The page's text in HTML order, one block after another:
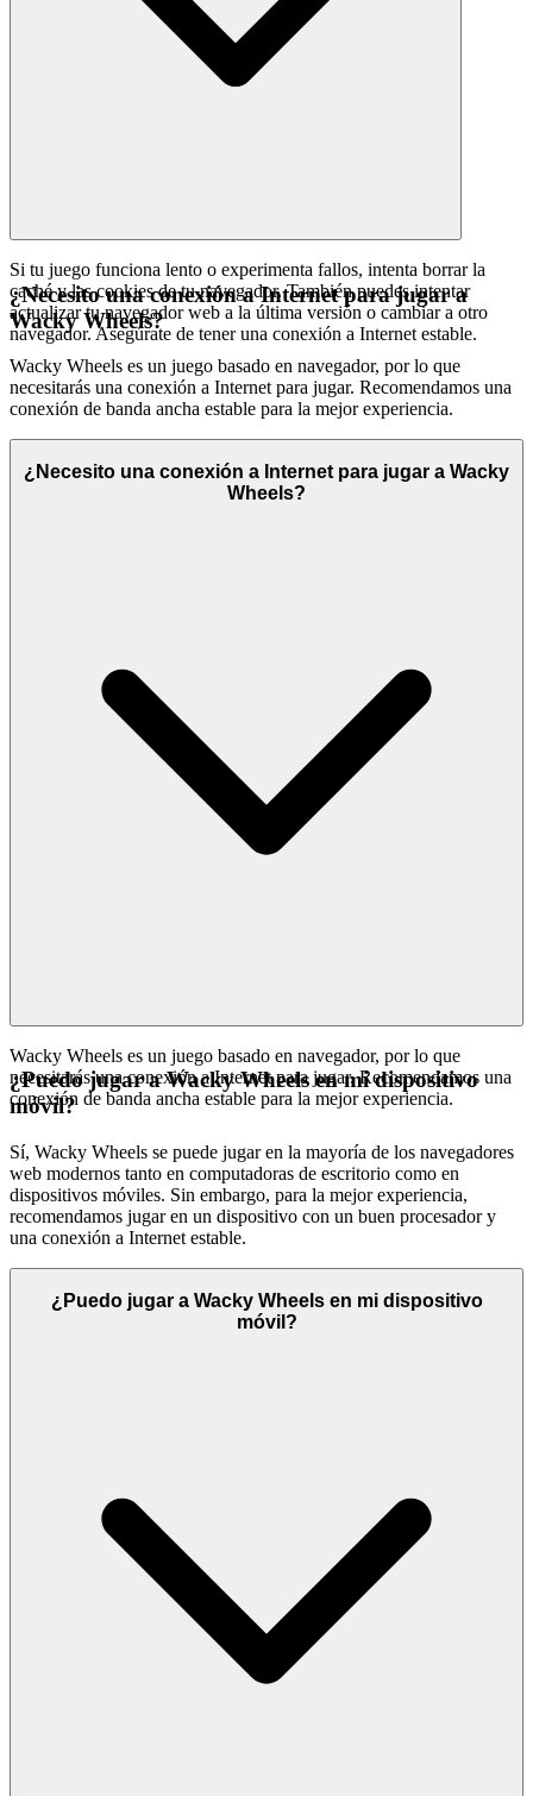
Si tu juego funciona lento o experimenta fallos, intenta borrar la
caché y las cookies de tu navegador. También puedes intentar
actualizar tu navegador web a la última versión o cambiar a otro
navegador. Asegúrate de tener una conexión a Internet estable.
¿Necesito una conexión a Internet para jugar a
Wacky Wheels?
Wacky Wheels es un juego basado en navegador, por lo que
necesitarás una conexión a Internet para jugar. Recomendamos una
conexión de banda ancha estable para la mejor experiencia.
¿Necesito una conexión a Internet para jugar a Wacky
Wheels?
Wacky Wheels es un juego basado en navegador, por lo que
necesitarás una conexión a Internet para jugar. Recomendamos una
conexión de banda ancha estable para la mejor experiencia.
¿Puedo jugar a Wacky Wheels en mi dispositivo
móvil?
Sí, Wacky Wheels se puede jugar en la mayoría de los navegadores
web modernos tanto en computadoras de escritorio como en
dispositivos móviles. Sin embargo, para la mejor experiencia,
recomendamos jugar en un dispositivo con un buen procesador y
una conexión a Internet estable.
¿Puedo jugar a Wacky Wheels en mi dispositivo
móvil?